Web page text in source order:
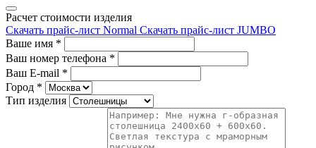
Расчет стоимости изделия
Скачать прайс-лист Normal Скачать прайс-лист JUMBO
Ваше имя *
Ваш номер телефона *
Ваш E-mail *
Город *
Тип изделия